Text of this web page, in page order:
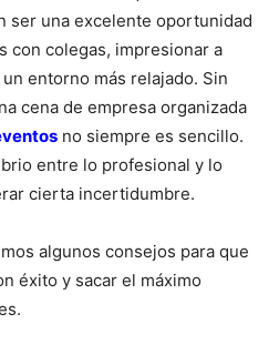
ser una excelente oportunidad
con colegas, impresionar a
entorno más relajado. Sin
cena de empresa organizada
no siempre es sencillo.
entre lo profesional y lo
cierta incertidumbre.
algunos consejos para que
éxito y sacar el máximo